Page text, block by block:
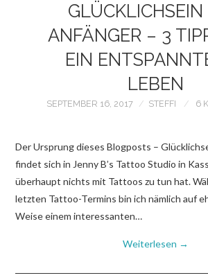
ANFÄNGER – 3
EIN
LEBEN
SEPTEMBER 16, 2017 STEFFI 6
Der Ursprung dieses Blogposts –
findet sich in Jenny B’s Tattoo Studio in
überhaupt nichts mit Tattoos zu tun hat.
letzten Tattoo-Termins bin ich nämlich auf
Weise einem interessanten…
Weiterlesen →